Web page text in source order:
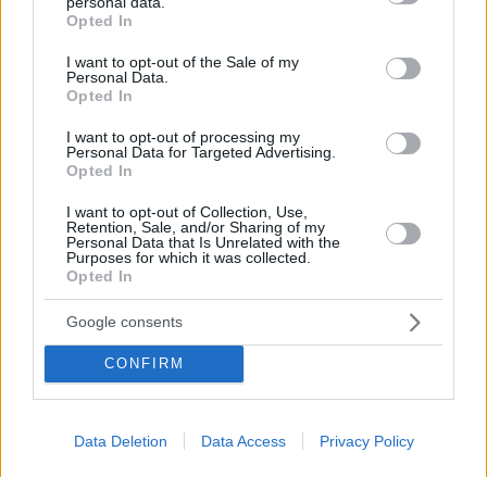
grant or deny consent to Google and its third-party tags to
use your data for below specified purposes in below Google
consent section.
Opted In
I want to opt-out of the Sale of my
Personal Data.
Opted In
I want to opt-out of processing my
Personal Data for Targeted Advertising.
Opted In
I want to opt-out of Collection, Use,
Retention, Sale, and/or Sharing of my
Personal Data that Is Unrelated with the
Purposes for which it was collected.
Opted In
Google consents
CONFIRM
Data Deletion Data Access Privacy Policy
τις κόκκινες γραμμές της εθνικής μας θέσης,
πλέον χρόνια.
Το σημαντικότερο, όμως, όλων είναι ότι
που αφορά όχι μόνο το έθνος μας, αλλά
συνολικότερα την περιοχή μας.
Πρόκειται για μια ιστορική στιγμή για τα
Βαλκάνια και τους λαούς μας.
Κλείνει οριστικά μια διένεξη που υπονόμευσε
τον κοινό βηματισμό και τη σταθερότητα στην
ευρύτερη περιοχή.
Και ανοίγει ένα παράθυρο στο μέλλον.
Ένα παράθυρο αλληλεγγύης, φιλίας και
συνεργασίας, ευημερίας και συνανάπτυξης
μεταξύ των λαών μας.